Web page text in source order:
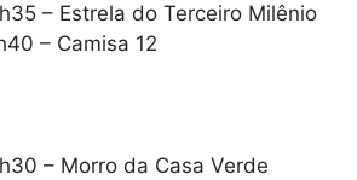
– Estrela do Terceiro Milênio
– Camisa 12
– Morro da Casa Verde